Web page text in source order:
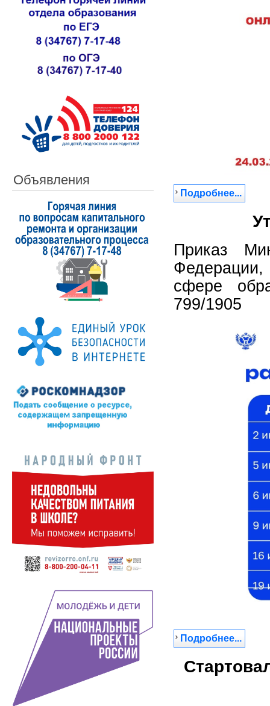
Объявления
Подробнее...
Приказ
сфере
799/1905
Подробнее...